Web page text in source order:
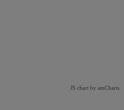
JS chart by amCharts